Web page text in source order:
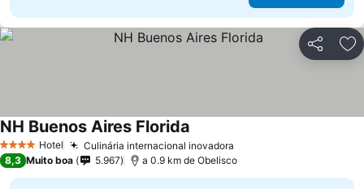
Partilhar
4 EstrelasHotel Culinária internacional inovadora
NH Buenos Aires Florida
8,3 Muito boa 5.967 a 0.9 km de Obelisco